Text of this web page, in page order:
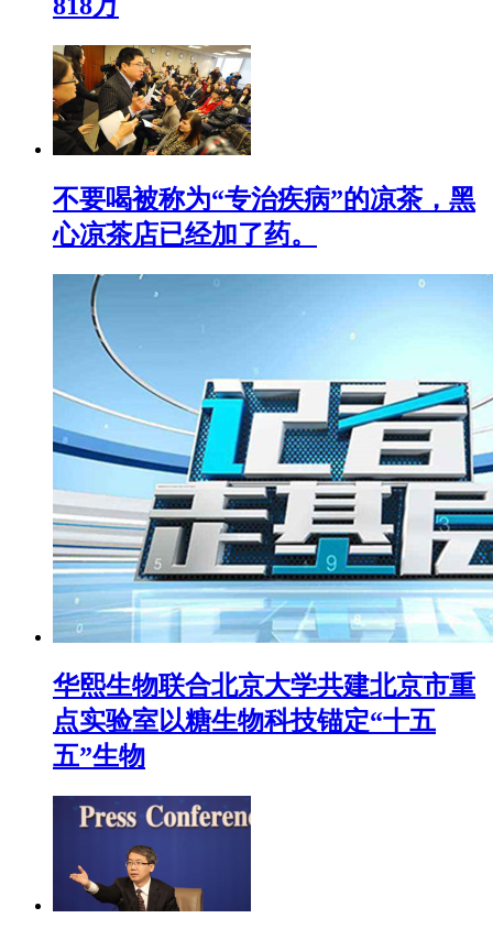
不要喝被称为“专治疾病”的凉茶，黑
心凉茶店已经加了药。
华熙生物联合北京大学共建北京市重
点实验室以糖生物科技锚定“十五
五”生物